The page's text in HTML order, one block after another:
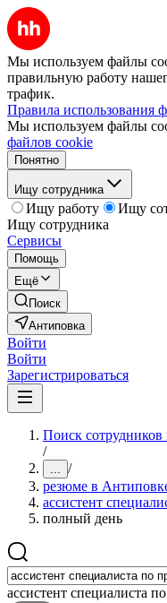
Мы используем файлы
правильную работу
трафик.
Правила использования
Мы используем файлы
файлов cookie
Понятно
Ищу сотрудника
Ищу работу
Ищу
Ищу сотрудника
Сервисы
Помощь
Ещё
Поиск
Антиповка
Войти
Войти
Зарегистрироваться
Поиск
/
... /
резюме в
ассистент
полный день
ассистент специалиста